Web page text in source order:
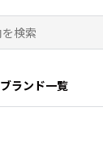
ブランド一覧